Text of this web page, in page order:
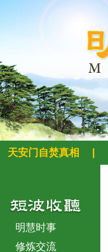
天安门自焚真相
明慧时事
修炼交流